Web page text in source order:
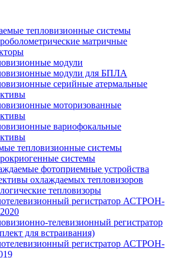
тепловизионные системы
матричные
модули
модули для БПЛА
серийные атермальные
моторизованные
вариофокальные
тепловизионные системы
системы
фотоприемные устройства
охлаждаемых тепловизоров
тепловизоры
регистратор АСТРОН-
телевизионный регистратор
для встраивания)
регистратор АСТРОН-